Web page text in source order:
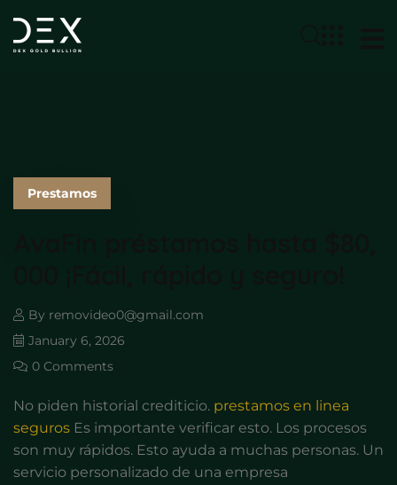
Prestamos
By removideo0@gmail.com
January 6, 2026
0 Comments
No piden historial crediticio. prestamos en linea
seguros Es importante verificar esto. Los procesos
son muy rápidos. Esto ayuda a muchas personas. Un
servicio personalizado de una empresa